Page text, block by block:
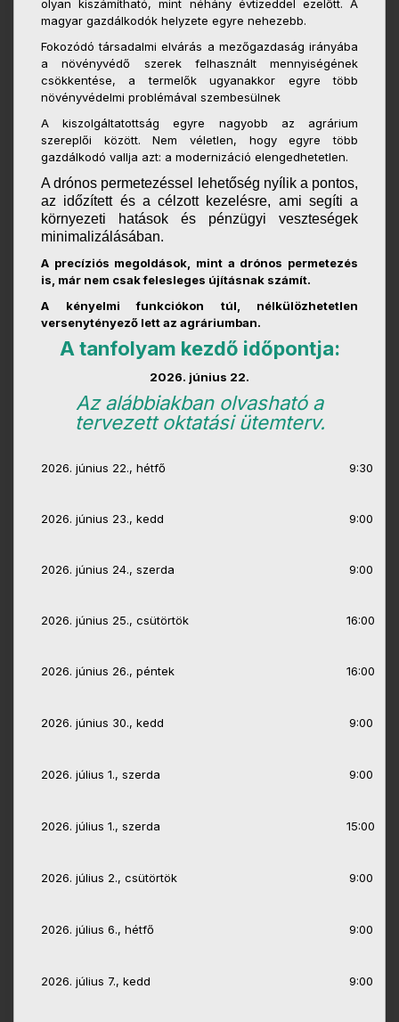
olyan kiszámítható, mint néhány évtizeddel ezelőtt. A
magyar gazdálkodók helyzete egyre nehezebb.
Fokozódó társadalmi elvárás a mezőgazdaság irányába
a növényvédő szerek felhasznált mennyiségének
csökkentése, a termelők ugyanakkor egyre több
növényvédelmi problémával szembesülnek
A kiszolgáltatottság egyre nagyobb az agrárium
szereplői között. Nem véletlen, hogy egyre több
gazdálkodó vallja azt: a modernizáció elengedhetetlen.
A drónos permetezéssel lehetőség nyílik a pontos,
az időzített és a célzott kezelésre, ami segíti a
környezeti hatások és pénzügyi veszteségek
minimalizálásában.
A precíziós megoldások, mint a drónos permetezés
is, már nem csak felesleges újításnak számít.
A kényelmi funkciókon túl, nélkülözhetetlen
versenytényező lett az agráriumban.
A tanfolyam kezdő időpontja:
2026. június 22.
Az alábbiakban olvasható a
tervezett oktatási ütemterv.
2026. június 22., hétfő 9:30
2026. június 23., kedd 9:00
2026. június 24., szerda 9:00
2026. június 25., csütörtök 16:00
2026. június 26., péntek 16:00
2026. június 30., kedd 9:00
2026. július 1., szerda 9:00
2026. július 1., szerda 15:00
2026. július 2., csütörtök 9:00
2026. július 6., hétfő 9:00
2026. július 7., kedd 9:00